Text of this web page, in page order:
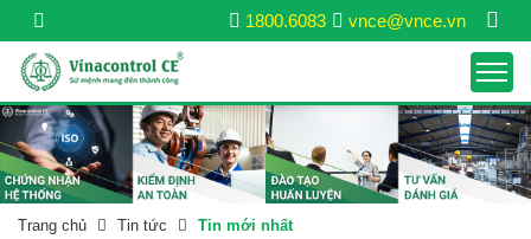
vnce@vnce.vn
1800.6083
Trang chủ Tin tức Tin mới nhất